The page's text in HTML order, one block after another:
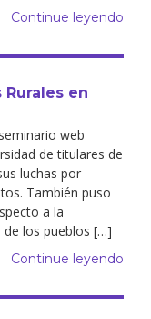
Continue leyendo
en
web
de titulares de
luchas por
También puso
a la
de los pueblos […]
Continue leyendo